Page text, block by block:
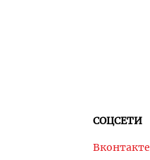
СОЦСЕТИ
Вконтакте